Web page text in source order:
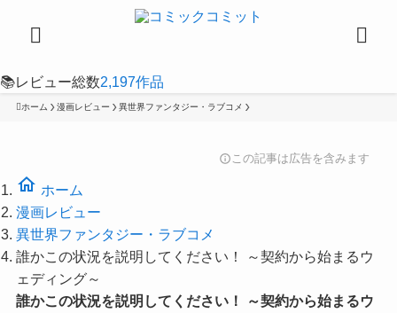
📚レビュー総数2,197作品
ホーム 漫画レビュー 異世界ファンタジー・ラブコメ
infoこの記事は広告を含みます
home ホーム
漫画レビュー
異世界ファンタジー・ラブコメ
誰かこの状況を説明してください！ ～契約から始まるウ
ェディング～
誰かこの状況を説明してください！ ～契約から始まるウ